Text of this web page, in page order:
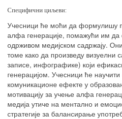
Специфични циљеви:
Учесници ће моћи да формулишу
алфа генерације, помажући им да
одрживом медијском садржају.
томе како да произведу визуелни
записе, инфографике) који
генерацијом. Учесници ће
комуникационе ефекте у
мотивацију за учење алфа
медија утиче на ментално и
стратегије за балансирање